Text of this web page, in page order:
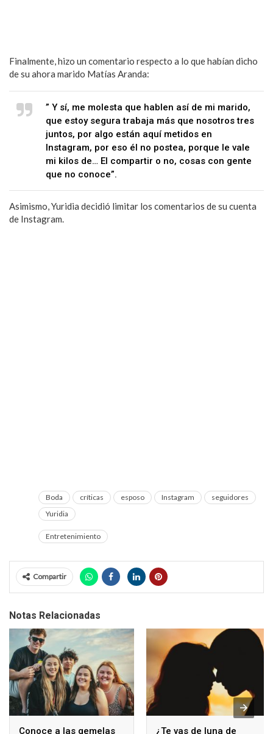
Finalmente, hizo un comentario respecto a lo que habían dicho
de su ahora marido Matías Aranda:
” Y sí, me molesta que hablen así de mi marido,
que estoy segura trabaja más que nosotros tres
juntos, por algo están aquí metidos en
Instagram, por eso él no postea, porque le vale
mi kilos de… El compartir o no, cosas con gente
que no conoce”.
Asimismo, Yuridia decidió limitar los comentarios de su cuenta
de Instagram.
Boda críticas esposo Instagram
seguidores
Yuridia
Entretenimiento
Compartir
Notas Relacionadas
Conoce a las gemelas ¿Te vas de luna de